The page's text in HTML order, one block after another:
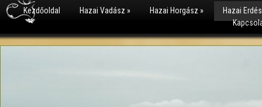
Kezdőoldal Hazai Vadász » Hazai Horgász »
Hazai